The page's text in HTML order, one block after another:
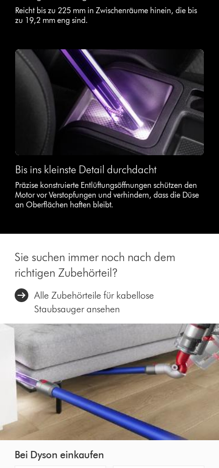
Reicht bis zu 225 mm in Zwischenräume hinein, die bis
zu 19,2 mm eng sind.
Bis ins kleinste Detail durchdacht
Präzise konstruierte Entlüftungsöffnungen schützen den
Motor vor Verstopfungen und verhindern, dass die Düse
an Oberflächen haften bleibt.
Sie suchen immer noch nach dem
richtigen Zubehörteil?
Alle Zubehörteile für kabellose
Staubsauger ansehen
Bei Dyson einkaufen